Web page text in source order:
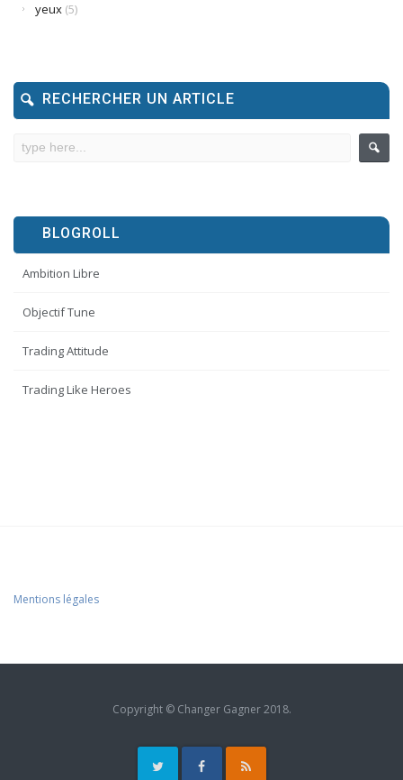
yeux (5)
RECHERCHER UN ARTICLE
BLOGROLL
Ambition Libre
Objectif Tune
Trading Attitude
Trading Like Heroes
Mentions légales
Copyright © Changer Gagner 2018.